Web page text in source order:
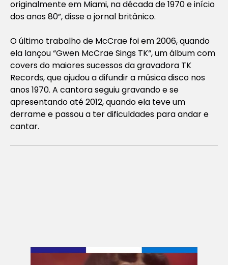
originalmente em Miami, na década de 1970 e início
dos anos 80”, disse o jornal britânico.
O último trabalho de McCrae foi em 2006, quando
ela lançou “Gwen McCrae Sings TK“,um álbum com
covers do maiores sucessos da gravadora TK
Records, que ajudou a difundir a música disco nos
anos 1970. A cantora seguiu gravando e se
apresentando até 2012, quando ela teve um
derrame e passou a ter dificuldades para andar e
cantar.